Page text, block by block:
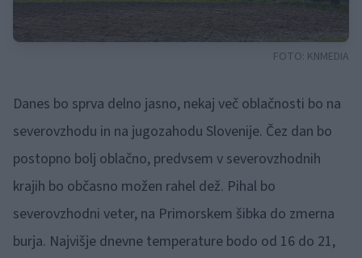
FOTO: KNMEDIA
Danes bo sprva delno jasno, nekaj več oblačnosti bo na
severovzhodu in na jugozahodu Slovenije. Čez dan bo
postopno bolj oblačno, predvsem v severovzhodnih
krajih bo občasno možen rahel dež. Pihal bo
severovzhodni veter, na Primorskem šibka do zmerna
burja. Najvišje dnevne temperature bodo od 16 do 21,